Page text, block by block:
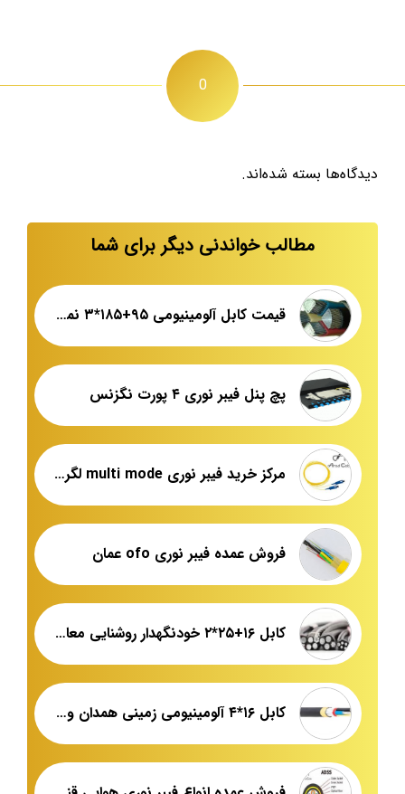
0
دیدگاه‌ها بسته شده‌اند.
مطالب خواندنی دیگر برای شما
قیمت کابل آلومینیومی ۹۵+۱۸۵*۳ نمایندگی اصلی
پچ پنل فیبر نوری ۴ پورت نگزنس
مرکز خرید فیبر نوری multi mode لگراند
فروش عمده فیبر نوری ofo عمان
کابل ۱۶+۲۵*۲ خودنگهدار روشنایی معابر + نمایندگی و لیست قیمت روز
کابل ۱۶*۴ آلومینیومی زمینی همدان و یزد قیمت روز